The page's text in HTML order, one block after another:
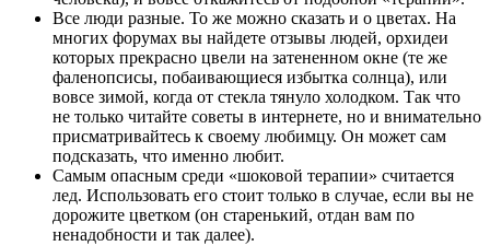
Все люди разные. То же можно сказать и о цветах. На
многих форумах вы найдете отзывы людей, орхидеи
которых прекрасно цвели на затененном окне (те же
фаленопсисы, побаивающиеся избытка солнца), или
вовсе зимой, когда от стекла тянуло холодком. Так что
не только читайте советы в интернете, но и внимательно
присматривайтесь к своему любимцу. Он может сам
подсказать, что именно любит.
Самым опасным среди «шоковой терапии» считается
лед. Использовать его стоит только в случае, если вы не
дорожите цветком (он старенький, отдан вам по
ненадобности и так далее).